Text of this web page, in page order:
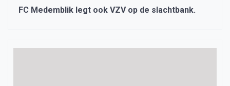
FC Medemblik legt ook VZV op de slachtbank.